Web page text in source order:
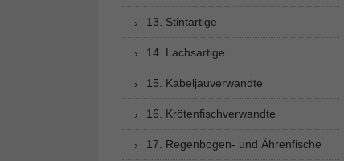
13. Stintartige
14. Lachsartige
15. Kabeljauverwandte
16. Krötenfischverwandte
17. Regenbogen- und Ährenfische